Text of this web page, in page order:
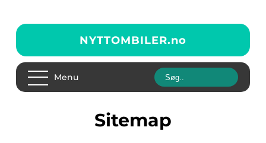
NYTTOMBILER.no
Menu
Sitemap